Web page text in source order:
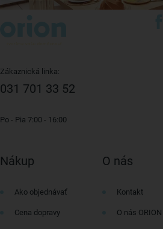
Zákaznická linka:
031 701 33 52
Po - Pia 7:00 - 16:00
Nákup
Ako objednávať
Cena dopravy
O nás
Kontakt
O nás ORION